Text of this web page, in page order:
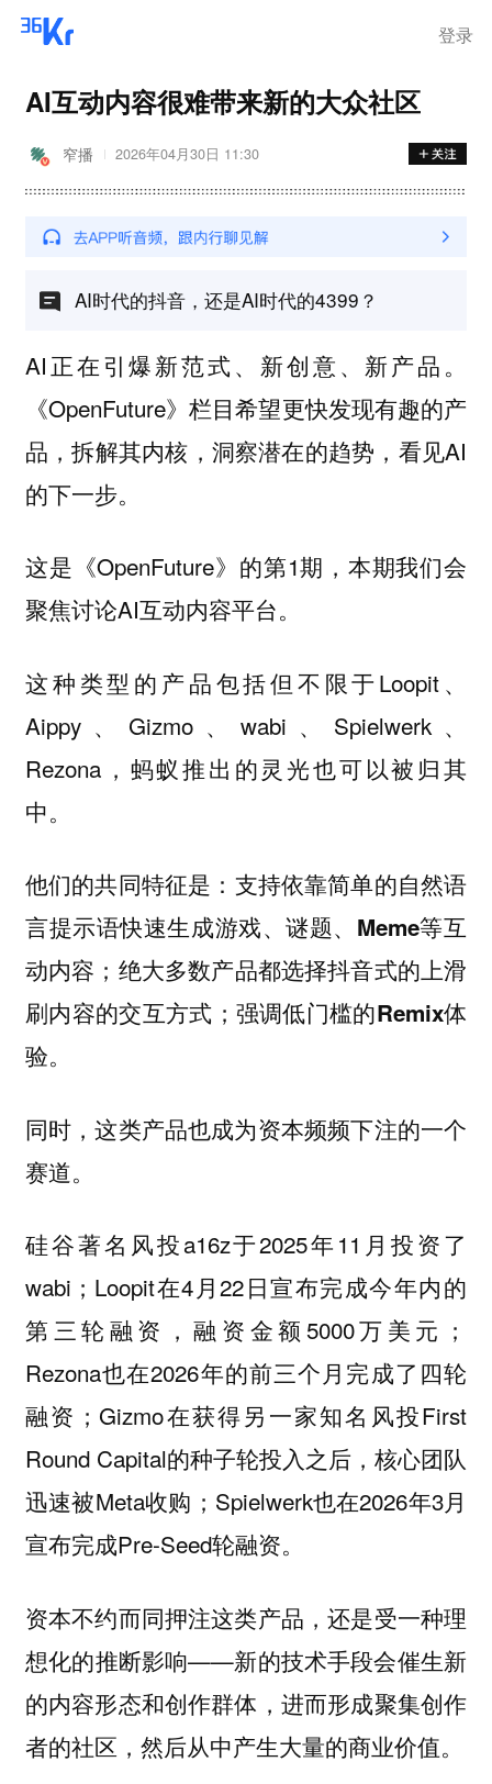
登录
AI互动内容很难带来新的大众社区
窄播 2026年04月30日 11:30
AI时代的抖音，还是AI时代的4399？
AI正在引爆新范式、新创意、新产品。
《OpenFuture》栏目希望更快发现有趣的产
品，拆解其内核，洞察潜在的趋势，看见AI
的下一步。
这是《OpenFuture》的第1期，本期我们会
聚焦讨论AI互动内容平台。
这种类型的产品包括但不限于Loopit、
Aippy、Gizmo、wabi、Spielwerk、
Rezona，蚂蚁推出的灵光也可以被归其
中。
他们的共同特征是： 支持依靠简单的自然语
言提示语快速生成游戏、谜题、Meme等互
动内容；绝大多数产品都选择抖音式的上滑
刷内容的交互方式；强调低门槛的Remix体
验。
同时，这类产品也成为资本频频下注的一个
赛道。
硅谷著名风投a16z于2025年11月投资了
wabi；Loopit在4月22日宣布完成今年内的
第三轮融资，融资金额5000万美元；
Rezona也在2026年的前三个月完成了四轮
融资；Gizmo在获得另一家知名风投First
Round Capital的种子轮投入之后，核心团队
迅速被Meta收购；Spielwerk也在2026年3月
宣布完成Pre-Seed轮融资。
资本不约而同押注这类产品，还是受一种理
想化的推断影响——新的技术手段会催生新
的内容形态和创作群体，进而形成聚集创作
者的社区，然后从中产生大量的商业价值。